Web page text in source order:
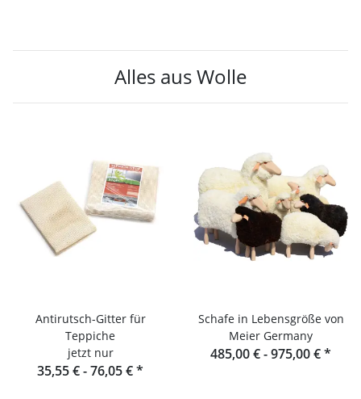
Alles aus Wolle
Antirutsch-Gitter für
Teppiche
jetzt nur
35,55 € -76,05 €*
Schafe in Lebensgröße von
Meier Germany
485,00 € -975,00 €*